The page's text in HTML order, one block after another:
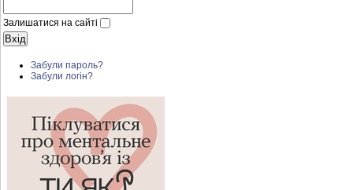
Залишатися на сайті
Забули пароль?
Забули логін?